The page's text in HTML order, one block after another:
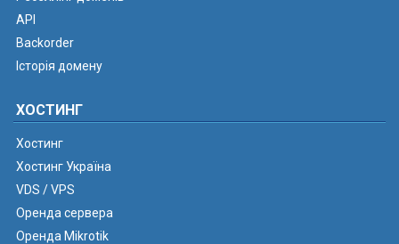
API
Backorder
Історія домену
ХОСТИНГ
Хостинг
Хостинг Україна
VDS / VPS
Оренда сервера
Оренда Mikrotik